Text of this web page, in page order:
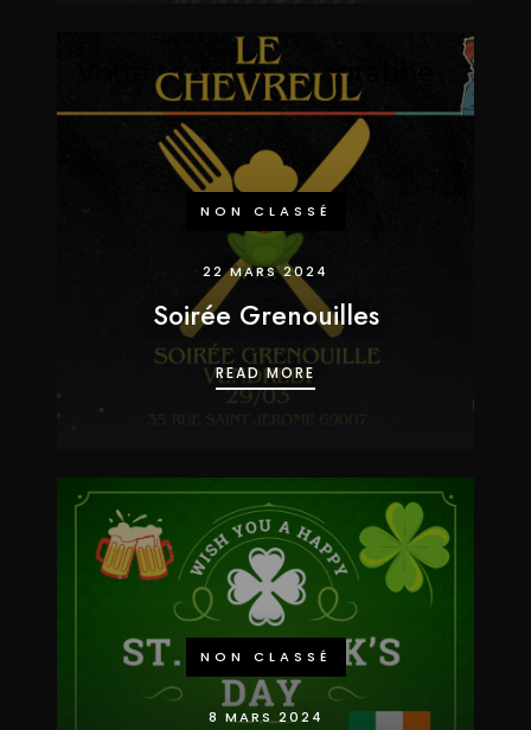
NON CLASSÉ
22 MARS 2024
Soirée Grenouilles
READ MORE
NON CLASSÉ
8 MARS 2024